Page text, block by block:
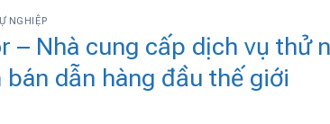
NGHIỆP
– Nhà cung cấp dịch vụ thử
bán dẫn hàng đầu thế giới